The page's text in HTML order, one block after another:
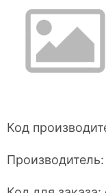
Код
Производитель: